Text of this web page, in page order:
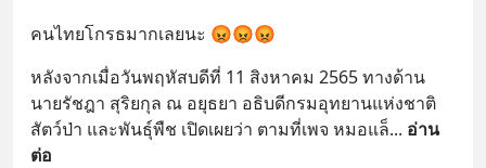
คนไทยโกรธมากเลยนะ 😡😡😡
หลังจากเมื่อวันพฤหัสบดีที่ 11 สิงหาคม 2565 ทางด้าน
นายรัชฎา สุริยกุล ณ อยุธยา อธิบดีกรมอุทยานแห่งชาติ
สัตว์ป่า และพันธุ์พืช เปิดเผยว่า ตามที่เพจ หมอแล็... อ่าน
ต่อ